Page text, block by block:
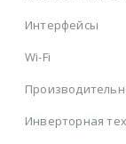
Интерфейсы
Wi-Fi
Инверторная